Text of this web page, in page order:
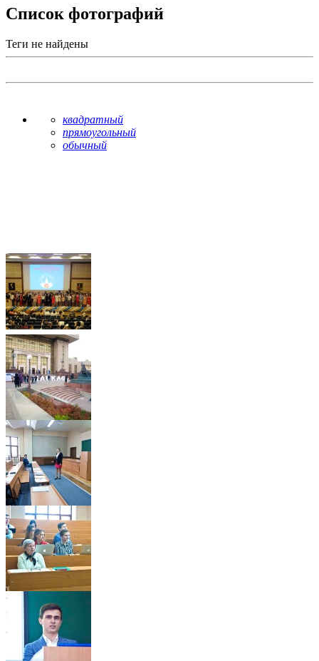
Список фотографий
Теги не найдены
квадратный
прямоугольный
обычный